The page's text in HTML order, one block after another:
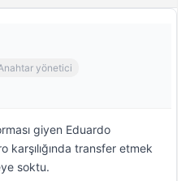
yönetici
giyen Eduardo
karşılığında transfer etmek
soktu.